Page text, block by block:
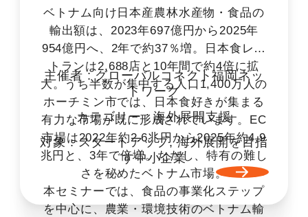
ベトナム向け日本産農林水産物・食品の
輸出額は、2023年697億円から2025年
954億円へ、2年で約37％増。日本食レス
トランは2,688店と10年間で約4倍に拡
大。うち半数が集中する人口1,400万人の
ホーチミン市では、日本食好きが集まる
有力な市場が既に形成されています。EC
市場は2022年約2.6兆円から2025年約4.9
兆円と、3年で倍増。ただし、特有の難し
さを秘めたベトナム市場。
本セミナーでは、食品の事業化ステップ
を中心に、農業・環境技術のベトナム輸
主催者 :グローバルコネクト福岡ネッ
トワーク
カテゴリー :海外展開支援
対象 :スタートアップ,海外展開を目指
す中小企業